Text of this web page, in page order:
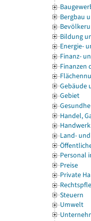
Bergbau
Bildung
Energie-
Finanz-
Finanzen
Gebäude
Gebiet
Handel,
Handwerk
Land-
Personal
Preise
Private
Steuern
Umwelt